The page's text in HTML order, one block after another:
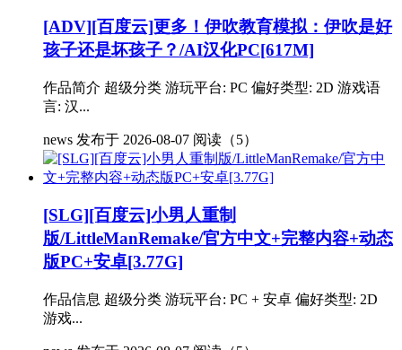
[ADV][百度云]更多！伊吹教育模拟：伊吹是好
孩子还是坏孩子？/AI汉化PC[617M]
作品简介 超级分类 游玩平台: PC 偏好类型: 2D 游戏语
言: 汉...
news 发布于 2026-08-07 阅读（5）
[SLG][百度云]小男人重制
版/LittleManRemake/官方中文+完整内容+动态
版PC+安卓[3.77G]
作品信息 超级分类 游玩平台: PC + 安卓 偏好类型: 2D
游戏...